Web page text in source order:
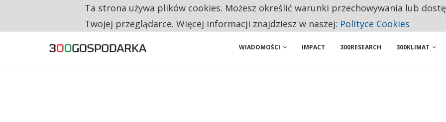
TRZECH NA CZTERECH PONOWNIE ZAŁOŻYŁOBY WŁASNĄ FIRMĘ. INNYM JUŻ TAK ŁATWO JEJ NIE POLECAJĄ
WIADOMOŚCI IMPACT 300RESEARCH 300KLIMAT
Ta strona używa plików cookies. Możesz określić warunki przechowywania lub
Twojej przeglądarce. Więcej informacji znajdziesz w naszej: Polityce Cookies